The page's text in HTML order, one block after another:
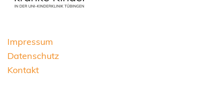
Impressum
Datenschutz
Kontakt